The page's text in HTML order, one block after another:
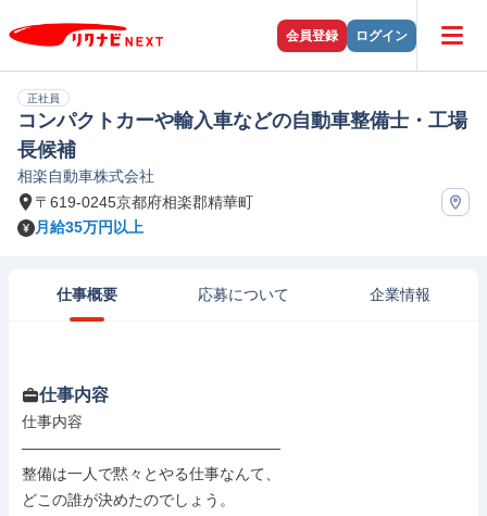
会員登録 ログイン
正社員
コンパクトカーや輸入車などの自動車整備士・工場
長候補
相楽自動車株式会社
〒619-0245京都府相楽郡精華町
月給35万円以上
仕事概要 応募について 企業情報
仕事内容
仕事内容
―――――――――――――――――
整備は一人で黙々とやる仕事なんて、
どこの誰が決めたのでしょう。